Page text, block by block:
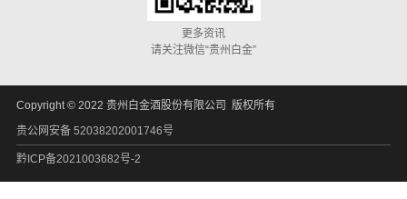
更多资讯
请关注微信“贵州白金”
Copyright © 2022 贵州白金酒股份有限公司 版权所有
贵公网安备 52038202001746号
黔ICP备2021003682号-2